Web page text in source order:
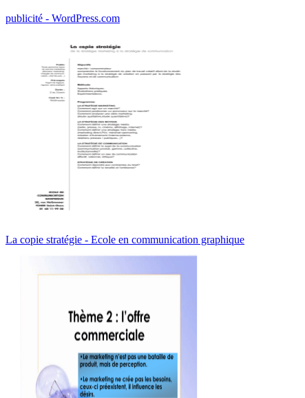
publicité - WordPress.com
La copie stratégie - Ecole en communication graphique